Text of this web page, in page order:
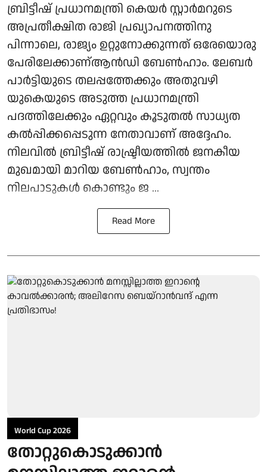
ബ്രിട്ടീഷ് പ്രധാനമന്ത്രി കെയര്‍ സ്റ്റാര്‍മറുടെ
അപ്രതീക്ഷിത രാജി പ്രഖ്യാപനത്തിനു
പിന്നാലെ, രാജ്യം ഉറ്റുനോക്കുന്നത് ഒരേയൊരു
പേരിലേക്കാണ്ആന്‍ഡി ബേണ്‍ഹാം. ലേബര്‍
പാര്‍ട്ടിയുടെ തലപ്പത്തേക്കും അതുവഴി
യുകെയുടെ അടുത്ത പ്രധാനമന്ത്രി
പദത്തിലേക്കും ഏറ്റവും കൂടുതല്‍ സാധ്യത
കല്‍പ്പിക്കപ്പെടുന്ന നേതാവാണ് അദ്ദേഹം.
നിലവില്‍ ബ്രിട്ടീഷ് രാഷ്ട്രീയത്തില്‍ ജനകീയ
മുഖമായി മാറിയ ബേണ്‍ഹാം, സ്വന്തം
നിലപാടുകള്‍ കൊണ്ടും ജ ...
Read More
World Cup 2026
തോറ്റുകൊടുക്കാന്‍